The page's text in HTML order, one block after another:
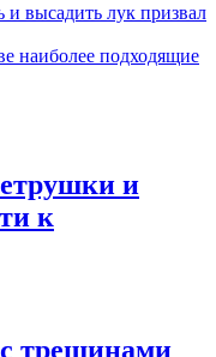
и высадить лук призвал
наиболее подходящие
и
к
трещинами